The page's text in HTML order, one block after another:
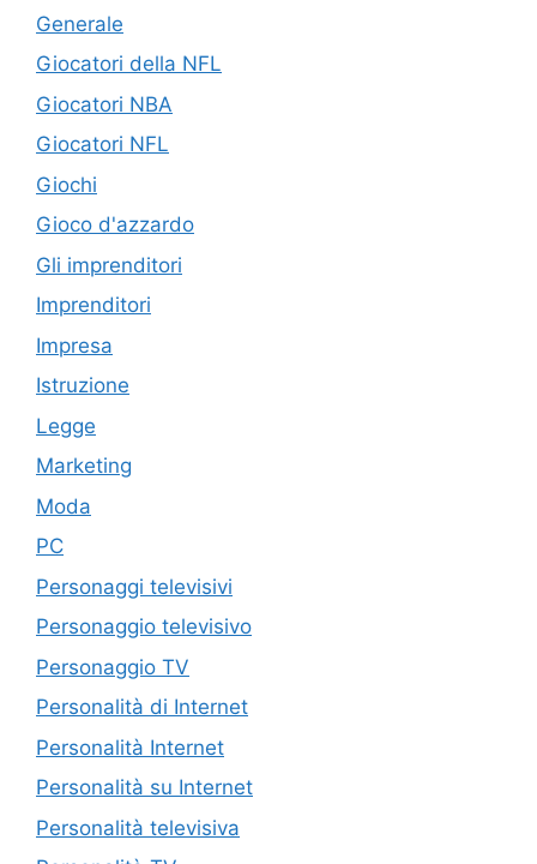
Generale
Giocatori della NFL
Giocatori NBA
Giocatori NFL
Giochi
Gioco d'azzardo
Gli imprenditori
Imprenditori
Impresa
Istruzione
Legge
Marketing
Moda
PC
Personaggi televisivi
Personaggio televisivo
Personaggio TV
Personalità di Internet
Personalità Internet
Personalità su Internet
Personalità televisiva